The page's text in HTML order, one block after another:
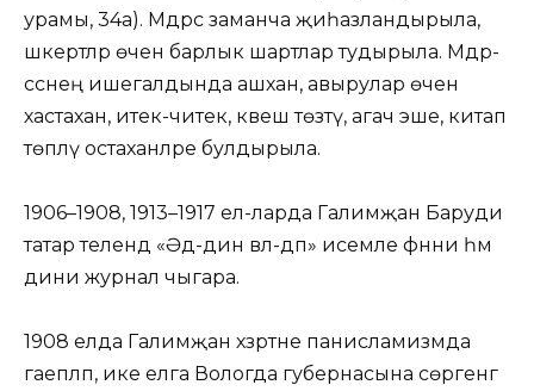
урамы, 34а). Мәдрәсә заманча җиһазландырыла,
шәкертләр өчен барлык шартлар тудырыла. Мәдрә-
сәснең ишегалдында ашханә, авырулар өчен
хастаханә, итек-читек, кәвеш төзәтү, агач эше, китап
төпләү остаханәләре булдырыла.
1906–1908, 1913–1917 ел-ларда Галимҗан Баруди
татар телендә «Әд-дин вәл-әдәп» исемле фәнни һәм
дини журнал чыгара.
1908 елда Галимҗан хәзрәтне панисламизмда
гаепләп, ике елга Вологда губернасына сөргенгә